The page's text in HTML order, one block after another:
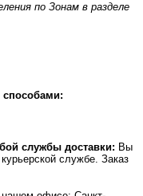
по Зонам в разделе
способами:
службы доставки: Вы
службе. Заказ